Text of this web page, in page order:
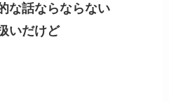
な話ならならない
いだけど